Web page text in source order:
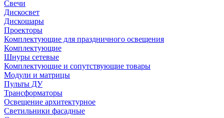
Свечи
Дискосвет
Дискошары
Проекторы
Комплектующие для праздничного освещения
Комплектующие
Шнуры сетевые
Комплектующие и сопутствующие товары
Модули и матрицы
Пульты ДУ
Трансформаторы
Освещение архитектурное
Светильники фасадные